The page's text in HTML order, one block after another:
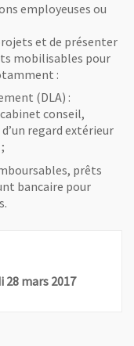
employeuses ou
et de présenter
mobilisables pour
:
(DLA) :
conseil,
regard extérieur
prêts
bancaire pour
28 mars 2017